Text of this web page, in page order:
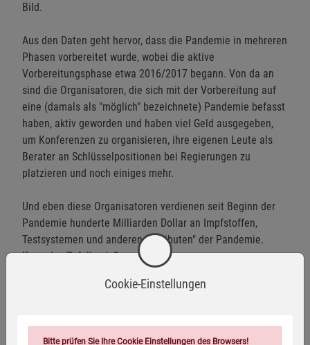
Bild.
Aus den Daten geht hervor, dass die Pandemie in mehreren
Phasen vorbereitet wurde, wobei die aktive
Vorbereitungsphase etwa 2016/2017 begann. Von da an
sind die Organisatoren, die sich mit der Vorbereitung auf
eine (damals als "möglich" bezeichnete) Pandemie befasst
haben, aktiv geworden und haben viel Geld ausgegeben,
um Konferenzen zu organisieren, ihre eigenen Leute als
Berater an Schlüsselpositionen bei Regierungen zu
platzieren und noch einiges mehr.
Und eben diese Organisatoren verdienen seit Beginn der
Pandemie hunderte Milliarden Dollar an Impfstoffen,
Testsystemen und anderen "Attributen" der Pandemie.
Kann das Zufall sein?
Darüber hinaus zeigen die Daten auch, welche
Ziele ebnet.
Cookie-Einstellungen
Bitte prüfen Sie Ihre Cookie Einstellungen des Browsers!